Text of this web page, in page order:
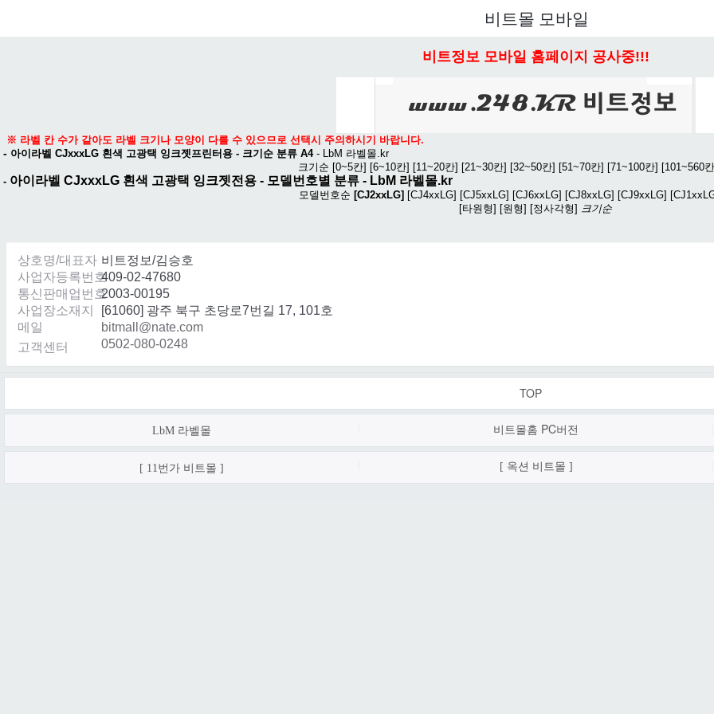
비트몰 모바일
비트정보 모바일 홈페이지 공사중!!!
※ 라벨 칸 수가 같아도 라벨 크기나 모양이 다를 수 있으므로 선택시 주의하시기 바랍니다.
- 아이라벨 CJxxxLG 흰색 고광택 잉크젯프린터용 - 크기순 분류 A4- LbM 라벨몰.kr
크기순 [0~5칸] [6~10칸] [11~20칸] [21~30칸] [32~50칸] [51~70칸] [71~100칸] [101~560
- 아이라벨 CJxxxLG 흰색 고광택 잉크젯전용 - 모델번호별 분류 - LbM 라벨몰.kr
모델번호순 [CJ2xxLG] [CJ4xxLG] [CJ5xxLG] [CJ6xxLG] [CJ8xxLG] [CJ9xxLG]
[타원형] [원형] [정사각형] 크기순
상호명/대표자 비트정보/김승호
사업자등록번호409-02-47680
통신판매업번호2003-00195
사업장소재지
[61060] 광주 북구 초당로7번길 17, 101호
메일
bitmall@nate.com
고객센터
0502-080-0248
TOP
LbM 라벨몰 비트몰홈 PC버전
[ 11번가 비트몰 ] [ 옥션 비트몰 ]